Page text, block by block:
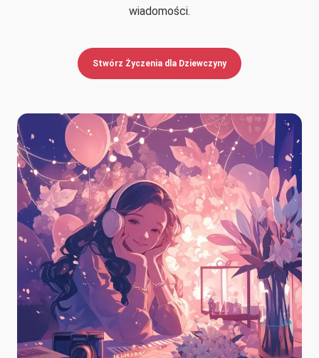
wiadomości.
Stwórz Życzenia dla Dziewczyny